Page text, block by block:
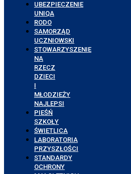
UBEZPIECZENIE
UNIQA
RODO
SAMORZĄD
UCZNIOWSKI
STOWARZYSZENIE
NA
RZECZ
DZIECI
I
MŁODZIEŻY
NAJLEPSI
PIEŚŃ
SZKOŁY
ŚWIETLICA
LABORATORIA
PRZYSZŁOŚCI
STANDARDY
OCHRONY